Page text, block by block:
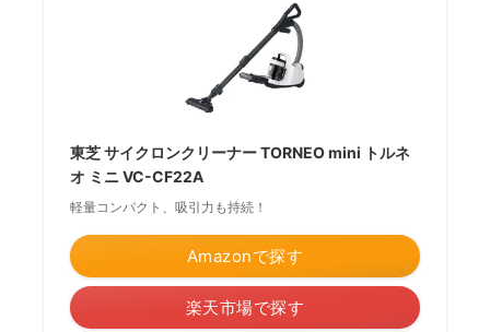
東芝 サイクロンクリーナー TORNEO mini トルネ
オ ミニ VC-CF22A
軽量コンパクト、吸引力も持続！
Amazonで探す
楽天市場で探す